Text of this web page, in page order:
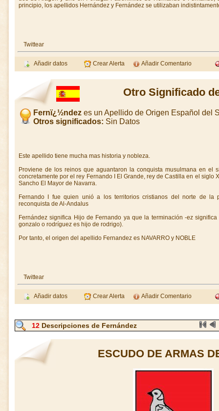
principio, los apellidos Hernández y Fernández se utilizaban
Twittear
Añadir datos Crear Alerta Añadir Comentario
Otro Significado
Fernï¿½ndez es un Apellido de Origen Español del
Otros significados: Sin Datos
Este apellido tiene mucha mas historia y nobleza.
Proviene de los reinos que aguantaron la conquista musulmana en el
concretamente por el rey Fernando I El Grande, rey de Castilla en el siglo
Sancho El Mayor de Navarra.
Fernando I fue quien unió a los territorios cristianos del norte de la
reconquista de Al-Andalus
Fernández significa Hijo de Fernando ya que la terminación -ez
gonzalo o rodríguez es hijo de rodrigo).
Por tanto, el origen del apellido Fernandez es NAVARRO y NOBLE
Twittear
Añadir datos Crear Alerta Añadir Comentario
12Descripciones de Fernández
ESCUDO DE ARMAS